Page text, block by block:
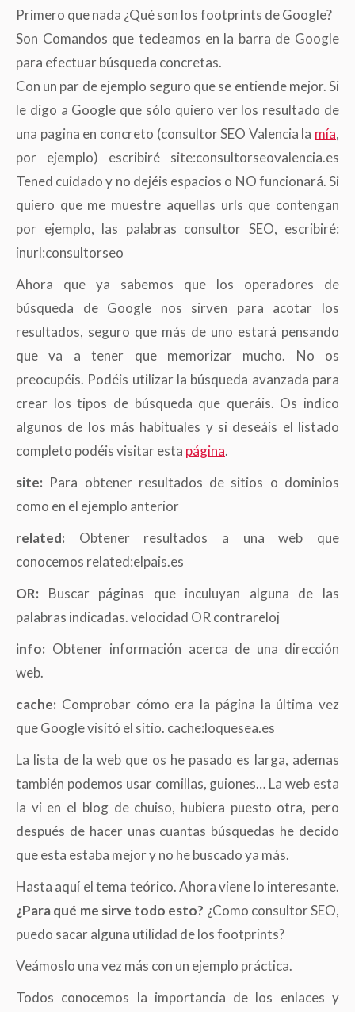
Primero que nada ¿Qué son los footprints de Google?
Son Comandos que tecleamos en la barra de Google
para efectuar búsqueda concretas.
Con un par de ejemplo seguro que se entiende mejor. Si
le digo a Google que sólo quiero ver los resultado de
una pagina en concreto (consultor SEO Valencia la mía,
por ejemplo) escribiré site:consultorseovalencia.es
Tened cuidado y no dejéis espacios o NO funcionará. Si
quiero que me muestre aquellas urls que contengan
por ejemplo, las palabras consultor SEO, escribiré:
inurl:consultorseo
Ahora que ya sabemos que los operadores de
búsqueda de Google nos sirven para acotar los
resultados, seguro que más de uno estará pensando
que va a tener que memorizar mucho. No os
preocupéis. Podéis utilizar la búsqueda avanzada para
crear los tipos de búsqueda que queráis. Os indico
algunos de los más habituales y si deseáis el listado
completo podéis visitar esta página.
site: Para obtener resultados de sitios o dominios
como en el ejemplo anterior
related: Obtener resultados a una web que
conocemos related:elpais.es
OR: Buscar páginas que inculuyan alguna de las
palabras indicadas. velocidad OR contrareloj
info: Obtener información acerca de una dirección
web.
cache: Comprobar cómo era la página la última vez
que Google visitó el sitio. cache:loquesea.es
La lista de la web que os he pasado es larga, ademas
también podemos usar comillas, guiones… La web esta
la vi en el blog de chuiso, hubiera puesto otra, pero
después de hacer unas cuantas búsquedas he decido
que esta estaba mejor y no he buscado ya más.
Hasta aquí el tema teórico. Ahora viene lo interesante.
¿Para qué me sirve todo esto? ¿Como consultor SEO,
puedo sacar alguna utilidad de los footprints?
Veámoslo una vez más con un ejemplo práctica.
Todos conocemos la importancia de los enlaces y